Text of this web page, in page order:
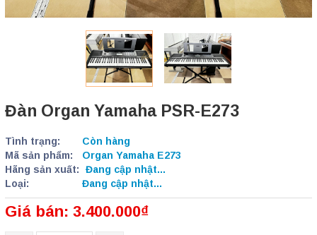
Đàn Organ Yamaha PSR-E273
Tình trạng:
Còn hàng
Mã sản phẩm:
Organ Yamaha E273
Hãng sản xuất:
Đang cập nhật...
Loại:
Đang cập nhật...
Giá bán: 3.400.000₫